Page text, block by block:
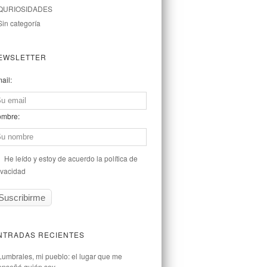
categoría
He leído y estoy de acuerdo la política de
RECIENTES
mi pueblo: el lugar que me